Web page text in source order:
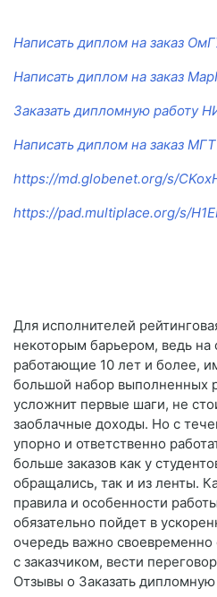
Написать диплом на заказ
Написать диплом на заказ
Заказать дипломную работу
Написать диплом на заказ
https://md.globenet.org/s/
https://pad.multiplace.org/s/
Для исполнителей
некоторым барьером, ведь на
работающие 10 лет и более,
большой набор выполненных
усложнит первые шаги, не
заоблачные доходы. Но с
упорно и ответственно
больше заказов как у
обращались, так и из ленты.
правила и особенности
обязательно пойдет в
очередь важно своевременно
с заказчиком, вести
Отзывы о Заказать